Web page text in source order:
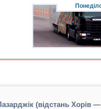
(відстань Хорів